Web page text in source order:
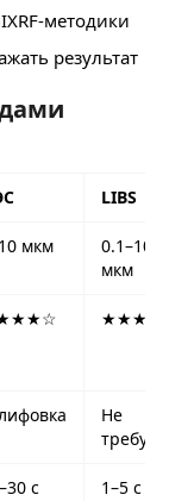
методики
результат
LIBS
мкм
0.1–10
мкм
Не
с 1–5 с